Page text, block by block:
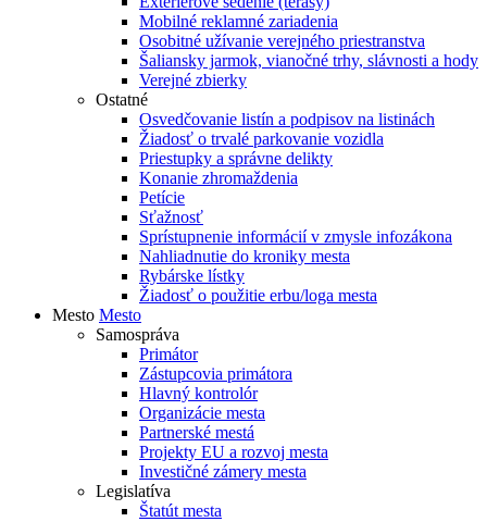
Mobilné reklamné zariadenia
Osobitné užívanie verejného priestranstva
Šaliansky jarmok, vianočné trhy, slávnosti a hody
Verejné zbierky
Ostatné
Osvedčovanie listín a podpisov na listinách
Žiadosť o trvalé parkovanie vozidla
Priestupky a správne delikty
Konanie zhromaždenia
Petície
Sťažnosť
Sprístupnenie informácií v zmysle infozákona
Nahliadnutie do kroniky mesta
Rybárske lístky
Žiadosť o použitie erbu/loga mesta
Mesto Mesto
Samospráva
Primátor
Zástupcovia primátora
Hlavný kontrolór
Organizácie mesta
Partnerské mestá
Projekty EU a rozvoj mesta
Investičné zámery mesta
Legislatíva
Štatút mesta